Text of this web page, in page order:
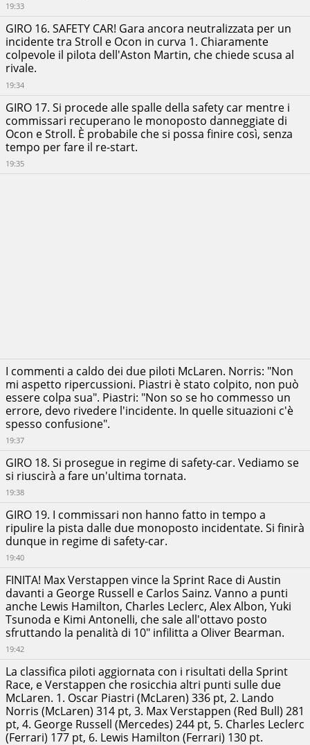
La classifica piloti aggiornata con i risultati della Sprint
Race, e Verstappen che rosicchia altri punti sulle due
McLaren. 1. Oscar Piastri (McLaren) 336 pt, 2. Lando
Norris (McLaren) 314 pt, 3. Max Verstappen (Red Bull) 281
pt, 4. George Russell (Mercedes) 244 pt, 5. Charles Leclerc
(Ferrari) 177 pt, 6. Lewis Hamilton (Ferrari) 130 pt.
FINITA! Max Verstappen vince la Sprint Race di Austin
davanti a George Russell e Carlos Sainz. Vanno a punti
anche Lewis Hamilton, Charles Leclerc, Alex Albon, Yuki
Tsunoda e Kimi Antonelli, che sale all'ottavo posto
sfruttando la penalità di 10" infilitta a Oliver Bearman.
19:42
GIRO 19. I commissari non hanno fatto in tempo a
ripulire la pista dalle due monoposto incidentate. Si finirà
dunque in regime di safety-car.
19:40
GIRO 18. Si prosegue in regime di safety-car. Vediamo se
si riuscirà a fare un'ultima tornata.
19:38
I commenti a caldo dei due piloti McLaren. Norris: "Non
mi aspetto ripercussioni. Piastri è stato colpito, non può
essere colpa sua". Piastri: "Non so se ho commesso un
errore, devo rivedere l'incidente. In quelle situazioni c'è
spesso confusione".
19:37
GIRO 17. Si procede alle spalle della safety car mentre i
commissari recuperano le monoposto danneggiate di
Ocon e Stroll. È probabile che si possa finire così, senza
tempo per fare il re-start.
19:35
GIRO 16. SAFETY CAR! Gara ancora neutralizzata per un
incidente tra Stroll e Ocon in curva 1. Chiaramente
colpevole il pilota dell'Aston Martin, che chiede scusa al
rivale.
19:34
19:33